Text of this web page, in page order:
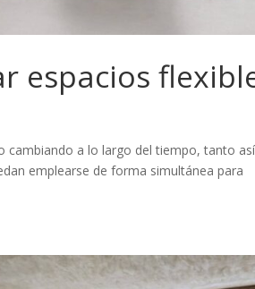
espacios
cambiando a lo largo del tiempo, tanto
emplearse de forma simultánea para